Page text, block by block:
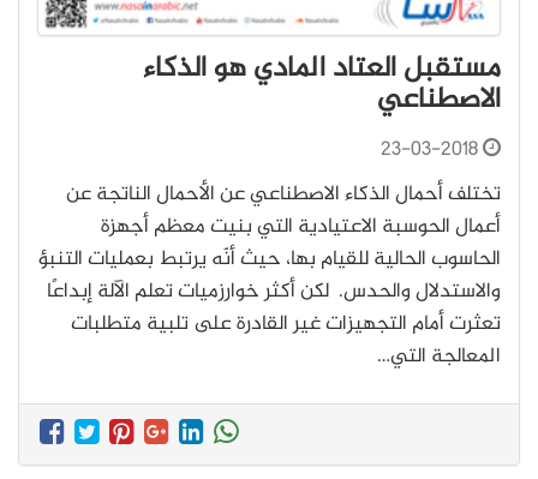
مستقبل العتاد المادي هو الذكاء
الاصطناعي
23-03-2018
تختلف أحمال الذكاء الاصطناعي عن الأحمال الناتجة عن
أعمال الحوسبة الاعتيادية التي بنيت معظم أجهزة
الحاسوب الحالية للقيام بها، حيث أنّه يرتبط بعمليات التنبؤ
والاستدلال والحدس. لكن أكثر خوارزميات تعلم الآلة إبداعًا
تعثرت أمام التجهيزات غير القادرة على تلبية متطلبات
المعالجة التي…